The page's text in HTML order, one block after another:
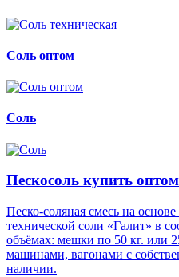
Соль оптом
Соль
Пескосоль купить
Песко-соляная смесь на
технической соли «Галит» в
объёмах: мешки по 50 кг. или
машинами, вагонами с
наличии.